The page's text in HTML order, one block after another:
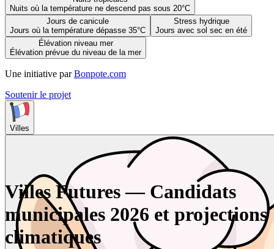
Nuits où la température ne descend pas sous 20°C
Jours de canicule
Jours où la température dépasse 35°C
Stress hydrique
Jours avec sol sec en été
Élévation niveau mer
Élévation prévue du niveau de la mer
Une initiative par Bonpote.com
Soutenir le projet
Villes
Villes Futures — Candidats
municipales 2026 et projections
climatiques